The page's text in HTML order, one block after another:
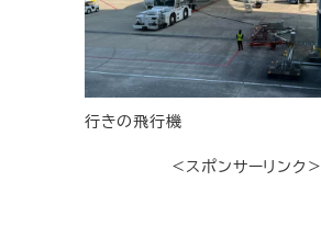
行きの飛行機
＜スポンサーリンク＞